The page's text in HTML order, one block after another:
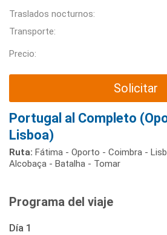
Traslados nocturnos:
Transporte:
Precio:
Solicitar
Portugal al Completo
Lisboa)
Ruta: Fátima - Oporto - Coimbra -
Alcobaça - Batalha - Tomar
Programa del viaje
Día 1